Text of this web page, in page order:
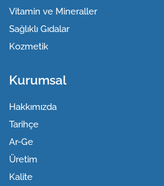
Vitamin ve Mineraller
Sağlıklı Gıdalar
Kozmetik
Kurumsal
Hakkımızda
Tarihçe
Ar-Ge
Üretim
Kalite